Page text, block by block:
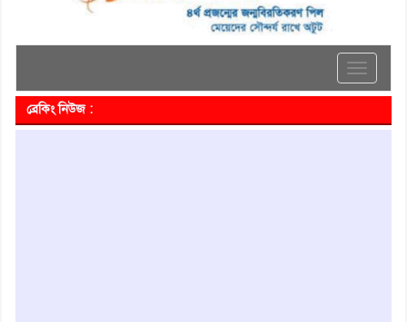
Toggle
ব্রেকিং নিউজ :